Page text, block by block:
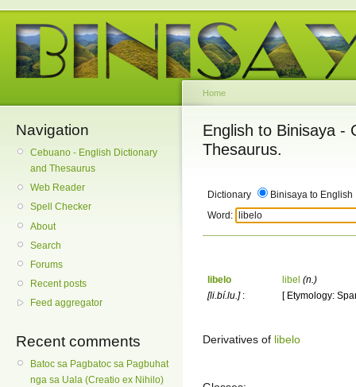
Navigation
Cebuano - English Dictionary
and Thesaurus
Web Reader
Spell Checker
About
Search
Forums
Recent posts
Feed aggregator
Recent comments
Batoc sa Pagbatoc sa Pagbuhat
nga sa Uala (Creatio ex Nihilo)
Home
English to Binisaya -
Thesaurus.
Dictionary
Binisaya to English
Word:
libelo
[li.bí.lu.]:
libel (n.)
[ Etymology:
Derivatives of libelo